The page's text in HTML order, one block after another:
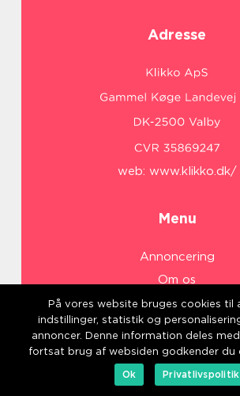
Adresse
web: www.klikko.dk/
Menu
Annoncering
Om os
Cookies
Kontakt os
Sitemap
På vores website bruges cookies til
indstillinger, statistik og
annoncer. Denne information deles
fortsat brug af websiden godkender du
Ok
Privatlivspolitik